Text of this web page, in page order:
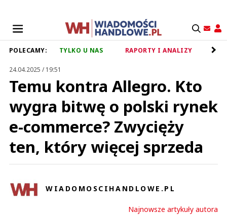
POLECAMY: TYLKO U NAS RAPORTY I ANALIZY
24.04.2025 / 19:51
Temu kontra Allegro. Kto
wygra bitwę o polski rynek
e-commerce? Zwycięży
ten, który więcej sprzeda
WIADOMOSCIHANDLOWE.PL
Najnowsze artykuły autora